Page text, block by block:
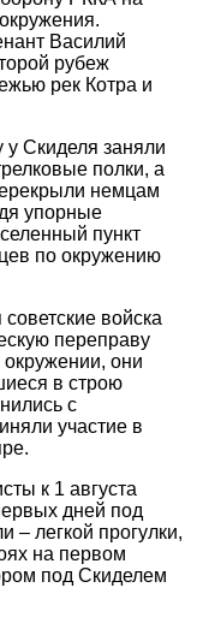
Василий
рубеж
рек Котра и
у Скиделя заняли
полки, а
немцам
упорные
пункт
по окружению
войска
переправу
они
в строю
с
участие в
к 1 августа
дней под
– легкой прогулки,
на первом
под Скиделем